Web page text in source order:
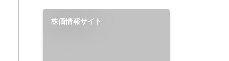
株価情報サイト